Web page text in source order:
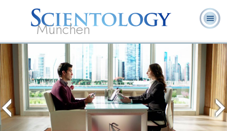
München
Scientology?
Ehrenamtliche
Geistliche
Fragen
Bücher